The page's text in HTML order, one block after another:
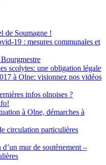
de Soumagne !
19 : mesures communales et
scolytes: une obligation légale
à Olne: visionnez nos vidéos
infos olnoises ?
à Olne, démarches à
circulation particulières
mur de soutènement –